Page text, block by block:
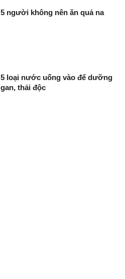
5 người không nên ăn quả na
5 loại nước uống vào để dưỡng
gan, thải độc